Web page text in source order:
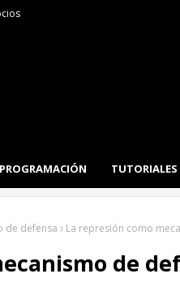
PROGRAMACIÓN TUTORIALES
de defensa La represión como
de